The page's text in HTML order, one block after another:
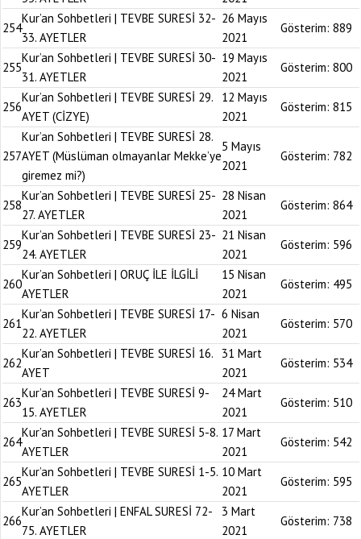
254
Kur’an Sohbetleri | TEVBE SURESİ 32-
33. AYETLER
26 Mayıs
2021
Gösterim: 889
255
Kur’an Sohbetleri | TEVBE SURESİ 30-
31. AYETLER
19 Mayıs
2021
Gösterim: 800
256
Kur’an Sohbetleri | TEVBE SURESİ 29.
AYET (CİZYE)
12 Mayıs
2021
Gösterim: 815
257
Kur’an Sohbetleri | TEVBE SURESİ 28.
AYET (Müslüman olmayanlar Mekke’ye
giremez mi?)
5 Mayıs
2021
Gösterim: 782
258
Kur’an Sohbetleri | TEVBE SURESİ 25-
27. AYETLER
28 Nisan
2021
Gösterim: 864
259
Kur’an Sohbetleri | TEVBE SURESİ 23-
24. AYETLER
21 Nisan
2021
Gösterim: 596
260
Kur’an Sohbetleri | ORUÇ İLE İLGİLİ
AYETLER
15 Nisan
2021
Gösterim: 495
261
Kur’an Sohbetleri | TEVBE SURESİ 17-
22. AYETLER
6 Nisan
2021
Gösterim: 570
262
Kur’an Sohbetleri | TEVBE SURESİ 16.
AYET
31 Mart
2021
Gösterim: 534
263
Kur’an Sohbetleri | TEVBE SURESİ 9-
15. AYETLER
24 Mart
2021
Gösterim: 510
264
Kur’an Sohbetleri | TEVBE SURESİ 5-8.
AYETLER
17 Mart
2021
Gösterim: 542
265
Kur’an Sohbetleri | TEVBE SURESİ 1-5.
AYETLER
10 Mart
2021
Gösterim: 595
266
Kur’an Sohbetleri | ENFAL SURESİ 72-
75. AYETLER
3 Mart
2021
Gösterim: 738